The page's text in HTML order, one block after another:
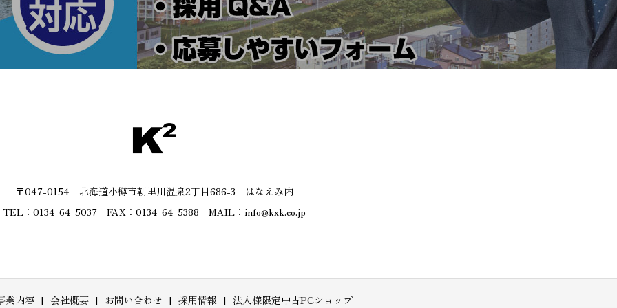
〒047-0154 北海道小樽市朝里川温泉2丁目686-3 はなえみ内
TEL：0134-64-5037 FAX：0134-64-5388 MAIL：info@kxk.co.jp
業内容 会社概要 お問い合わせ 採用情報 法人様限定中古PCショップ